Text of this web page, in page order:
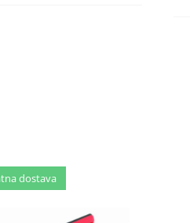
dostava
dostava